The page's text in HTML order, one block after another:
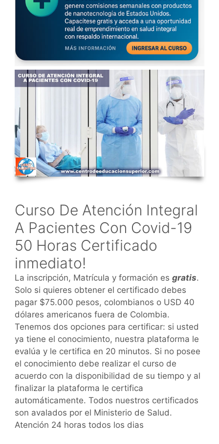
Curso De Atención Integral
A Pacientes Con Covid-19
50 Horas Certificado
inmediato!
La inscripción, Matrícula y formación es gratis.
Solo si quieres obtener el certificado debes
pagar $75.000 pesos, colombianos o USD 40
dólares americanos fuera de Colombia.
Tenemos dos opciones para certificar: si usted
ya tiene el conocimiento, nuestra plataforma le
evalúa y le certifica en 20 minutos. Si no posee
el conocimiento debe realizar el curso de
acuerdo con la disponibilidad de su tiempo y al
finalizar la plataforma le certifica
automáticamente. Todos nuestros certificados
son avalados por el Ministerio de Salud.
Atención 24 horas todos los dias